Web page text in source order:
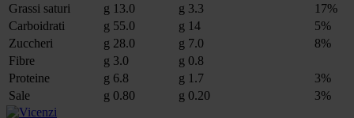
Grassi saturi
g 13.0 g 3.3
17%
Carboidrati
g 55.0 g 14
5%
Zuccheri
g 28.0 g 7.0
8%
Fibre
g 3.0
g 0.8
Proteine
g 6.8 g 1.7
3%
Sale
g 0.80 g 0.20 3%